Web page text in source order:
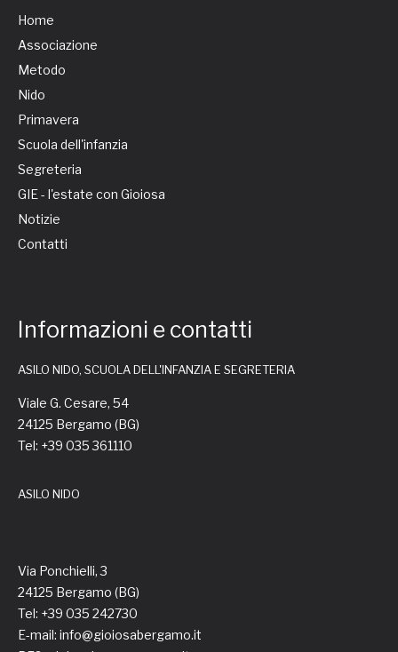
Home
Associazione
Metodo
Nido
Primavera
Scuola dell'infanzia
Segreteria
GIE - l'estate con Gioiosa
Notizie
Contatti
Informazioni e contatti
ASILO NIDO, SCUOLA DELL'INFANZIA E SEGRETERIA
Viale G. Cesare, 54
24125 Bergamo (BG)
Tel: +39 035 361110
ASILO NIDO
Via Ponchielli, 3
24125 Bergamo (BG)
Tel: +39 035 242730
E-mail: info@gioiosabergamo.it